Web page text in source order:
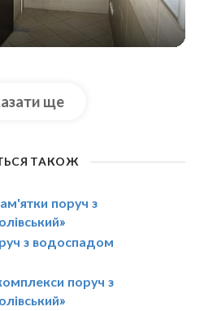
ще
ТАКОЖ
поруч з
з водоспадом
поруч з